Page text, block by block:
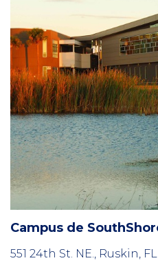
Campus de
551 24th St. NE., Ruskin,